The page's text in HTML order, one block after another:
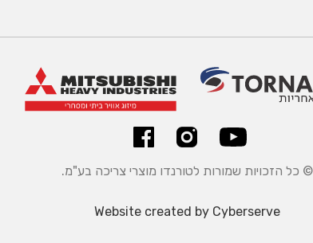
© כל הזכויות שמורות לטורנדו מוצרי צריכה בע"מ.
Website created by Cyberserve